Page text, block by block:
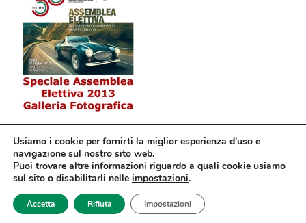
4746886 | Sito web sviluppato da
dm3
Usiamo i cookie per fornirti la miglior esperienza d'uso e
navigazione sul nostro sito web.
Puoi trovare altre informazioni riguardo a quali cookie usiamo
sul sito o disabilitarli nelle impostazioni.
Accetta Rifiuta Impostazioni